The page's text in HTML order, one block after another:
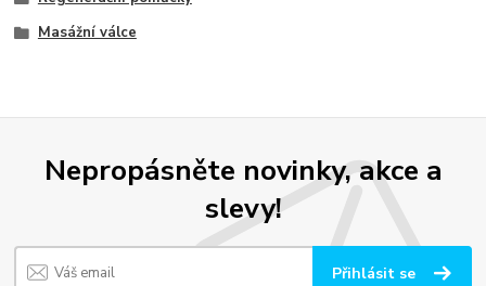
Masážní válce
Nepropásněte novinky, akce a
slevy!
Přihlásit se